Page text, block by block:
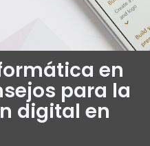
en
para la
digital en